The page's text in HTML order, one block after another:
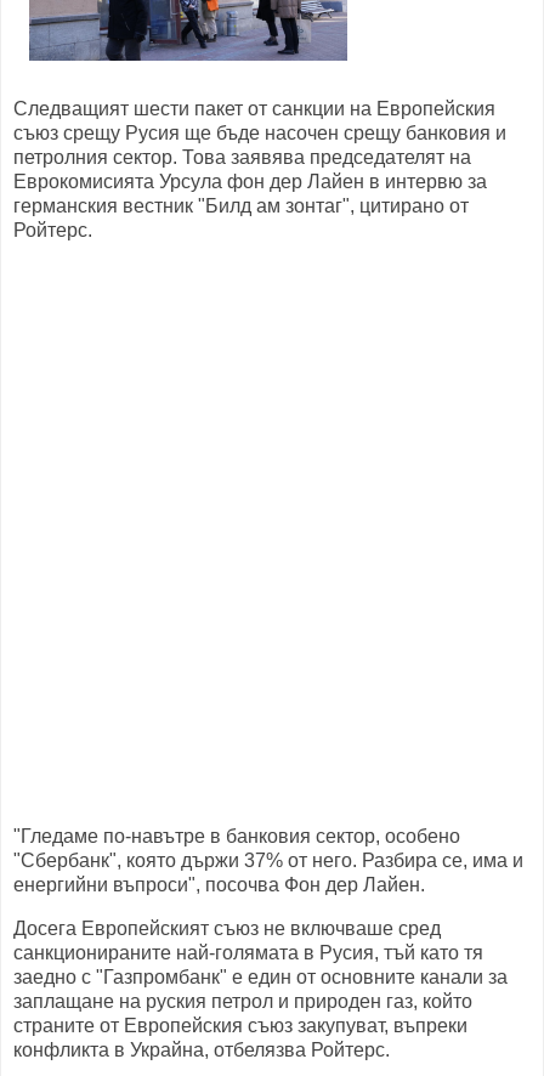
Следващият шести пакет от санкции на Европейския
съюз срещу Русия ще бъде насочен срещу банковия и
петролния сектор. Това заявява председателят на
Еврокомисията Урсула фон дер Лайен в интервю за
германския вестник "Билд ам зонтаг", цитирано от
Ройтерс.
"Гледаме по-навътре в банковия сектор, особено
"Сбербанк", която държи 37% от него. Разбира се, има и
енергийни въпроси", посочва Фон дер Лайен.
Досега Европейският съюз не включваше сред
санкционираните най-голямата в Русия, тъй като тя
заедно с "Газпромбанк" е един от основните канали за
заплащане на руския петрол и природен газ, който
страните от Европейския съюз закупуват, въпреки
конфликта в Украйна, отбелязва Ройтерс.